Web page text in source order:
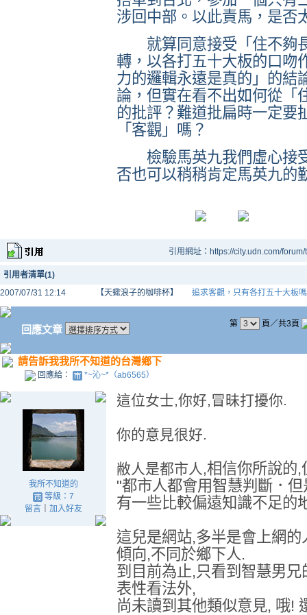
涉回中部。以此責馬，是否
就算同意接受「住不夠
轉，以各打五十大板的口吻
力的邏輯永遠是真的」的結
論，但實在看不出如何從「
的批評？難道批扁時一定要
「客觀」嗎？
檢驗馬英九我們虛心接
否也可以稍稍肯定馬英九的
引用網址：https://city.udn.com/
引用者清單(1)
2007/07/31 12:14
【天蠍浪子的咖啡杯】 追求客觀，只有各打五十大板
回應文章 第 頁／共3頁
請告訴我我所不知道的台灣鄉下
回應給： *~沁~*（ab6565）
我所不知道的
等級：7
留言｜ 加入好友
這位女士,你好,冒昧打擾你.
你的意見很好.
敝人是都市人,相信你所說的,
"都市人都會用智慧判斷．
有一些比較偏遠知識不足的
這兒是網站,多半是會上網
傾向,不同於鄉下人.
到目前為止,只看到智慧男
表性看法外,
尚未讀到其他類似意見, 哦!